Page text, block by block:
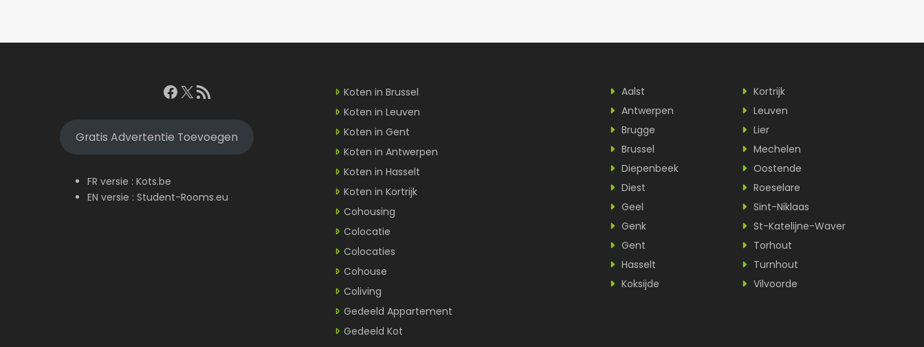
Facebook
X RSS feed
Gratis Advertentie Toevoegen
FR versie : Kots.be
EN versie : Student-Rooms.eu
Koten in Brussel
Koten in Leuven
Koten in Gent
Koten in Antwerpen
Koten in Hasselt
Koten in Kortrijk
Cohousing
Colocatie
Colocaties
Cohouse
Coliving
Gedeeld Appartement
Gedeeld Kot
Aalst
Antwerpen
Brugge
Brussel
Diepenbeek
Diest
Geel
Genk
Gent
Hasselt
Koksijde
Kortrijk
Leuven
Lier
Mechelen
Oostende
Roeselare
Sint-Niklaas
St-Katelijne-Waver
Torhout
Turnhout
Vilvoorde